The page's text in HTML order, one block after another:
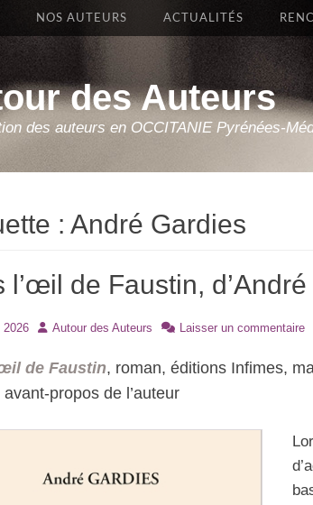
des Auteurs
des auteurs en OCCITANIE Pyrénées-
Menu
NOS AUTEURS ACTUALITÉS
: André Gardies
l’œil de Faustin,
2026 Auteur
Autour des Auteurs Laisser un commentaire
de Faustin, roman, éditions Infimes,
propos de l’auteur